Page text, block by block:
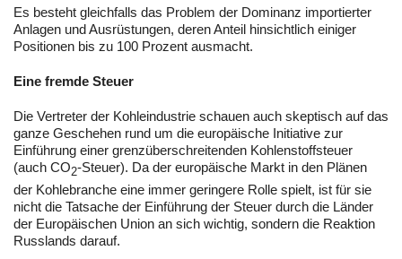
Es besteht gleichfalls das Problem der Dominanz importierter
Anlagen und Ausrüstungen, deren Anteil hinsichtlich einiger
Positionen bis zu 100 Prozent ausmacht.
Eine fremde Steuer
Die Vertreter der Kohleindustrie schauen auch skeptisch auf das
ganze Geschehen rund um die europäische Initiative zur
Einführung einer grenzüberschreitenden Kohlenstoffsteuer
(auch CO2-Steuer). Da der europäische Markt in den Plänen
der Kohlebranche eine immer geringere Rolle spielt, ist für sie
nicht die Tatsache der Einführung der Steuer durch die Länder
der Europäischen Union an sich wichtig, sondern die Reaktion
Russlands darauf.